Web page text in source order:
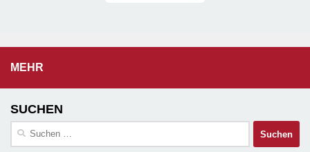
MEHR
SUCHEN
Suchen